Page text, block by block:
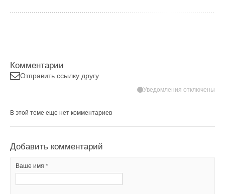
Комментарии
Отправить ссылку другу
Уведомления отключены
В этой теме еще нет комментариев
Добавить комментарий
Ваше имя *